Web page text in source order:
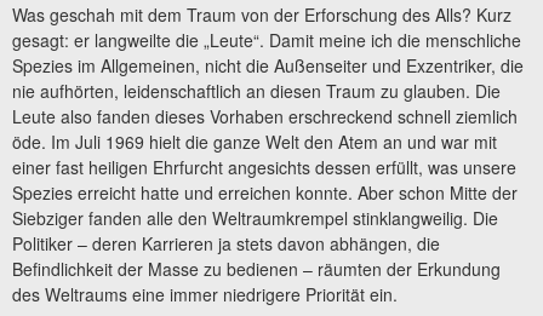
Was geschah mit dem Traum von der Erforschung des Alls? Kurz
gesagt: er langweilte die „Leute“. Damit meine ich die menschliche
Spezies im Allgemeinen, nicht die Außenseiter und Exzentriker, die
nie aufhörten, leidenschaftlich an diesen Traum zu glauben. Die
Leute also fanden dieses Vorhaben erschreckend schnell ziemlich
öde. Im Juli 1969 hielt die ganze Welt den Atem an und war mit
einer fast heiligen Ehrfurcht angesichts dessen erfüllt, was unsere
Spezies erreicht hatte und erreichen konnte. Aber schon Mitte der
Siebziger fanden alle den Weltraumkrempel stinklangweilig. Die
Politiker – deren Karrieren ja stets davon abhängen, die
Befindlichkeit der Masse zu bedienen – räumten der Erkundung
des Weltraums eine immer niedrigere Priorität ein.